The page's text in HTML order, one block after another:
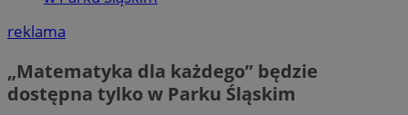
reklama
„Matematyka dla każdego” będzie
dostępna tylko w Parku Śląskim